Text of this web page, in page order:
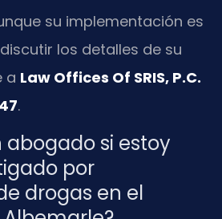
su implementación es
los detalles de su
a Law Offices Of SRIS, P.C.
.
abogado si estoy
por
drogas en el